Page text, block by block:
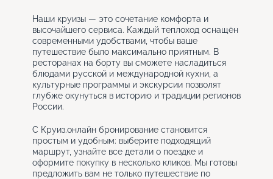
Наши круизы — это сочетание комфорта и
высочайшего сервиса. Каждый теплоход оснащён
современными удобствами, чтобы ваше
путешествие было максимально приятным. В
ресторанах на борту вы сможете насладиться
блюдами русской и международной кухни, а
культурные программы и экскурсии позволят
глубже окунуться в историю и традиции регионов
России.
С Круиз.онлайн бронирование становится
простым и удобным: выберите подходящий
маршрут, узнайте все детали о поездке и
оформите покупку в несколько кликов. Мы готовы
предложить вам не только путешествие по